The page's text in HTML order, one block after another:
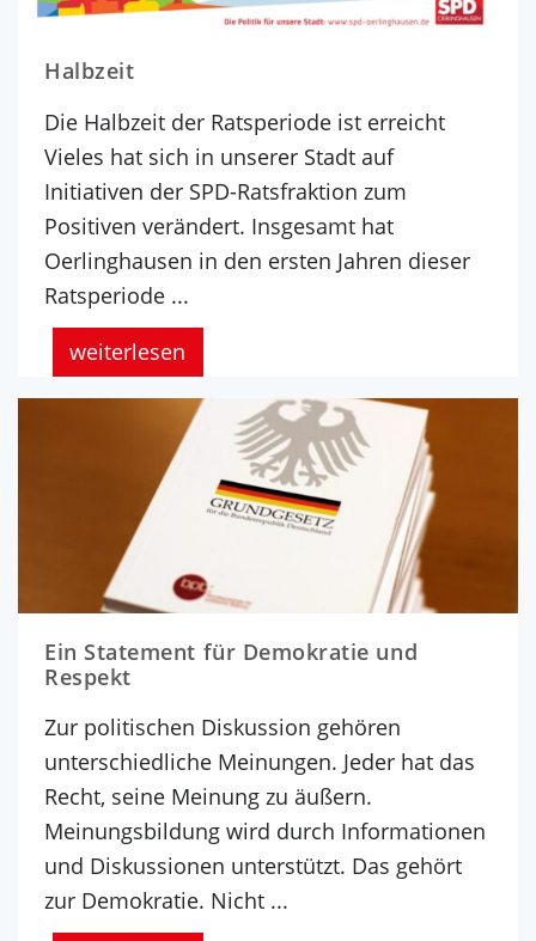
Halbzeit
Die Halbzeit der Ratsperiode ist erreicht
Vieles hat sich in unserer Stadt auf
Initiativen der SPD-Ratsfraktion zum
Positiven verändert. Insgesamt hat
Oerlinghausen in den ersten Jahren dieser
Ratsperiode ...
weiterlesen
Ein Statement für Demokratie und
Respekt
Zur politischen Diskussion gehören
unterschiedliche Meinungen. Jeder hat das
Recht, seine Meinung zu äußern.
Meinungsbildung wird durch Informationen
und Diskussionen unterstützt. Das gehört
zur Demokratie. Nicht ...